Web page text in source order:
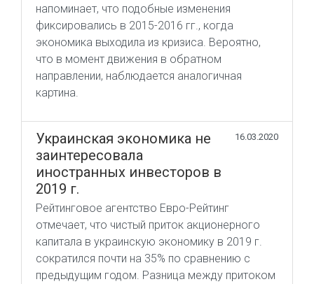
напоминает, что подобные изменения
фиксировались в 2015-2016 гг., когда
экономика выходила из кризиса. Вероятно,
что в момент движения в обратном
направлении, наблюдается аналогичная
картина.
Украинская экономика не
заинтересовала
иностранных инвесторов в
2019 г.
16.03.2020
Рейтинговое агентство Евро-Рейтинг
отмечает, что чистый приток акционерного
капитала в украинскую экономику в 2019 г.
сократился почти на 35% по сравнению с
предыдущим годом. Разница между притоком